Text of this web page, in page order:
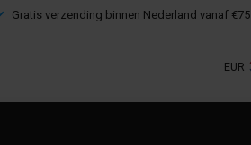
Gratis verzending binnen Nederland vanaf €75
EUR